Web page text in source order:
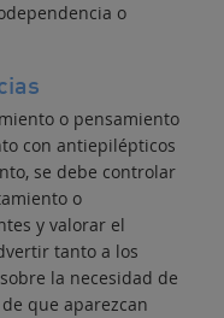
o
o pensamiento
con antiepilépticos
se debe controlar
o
y valorar el
tanto a los
la necesidad de
que aparezcan